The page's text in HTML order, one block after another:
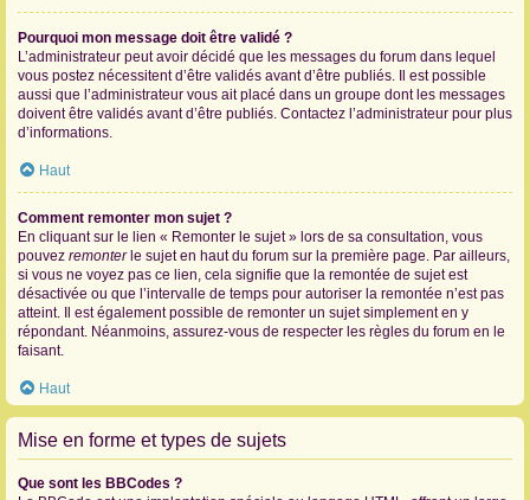
Pourquoi mon message doit être validé ?
L’administrateur peut avoir décidé que les messages du forum dans lequel
vous postez nécessitent d’être validés avant d’être publiés. Il est possible
aussi que l’administrateur vous ait placé dans un groupe dont les messages
doivent être validés avant d’être publiés. Contactez l’administrateur pour plus
d’informations.
Haut
Comment remonter mon sujet ?
En cliquant sur le lien « Remonter le sujet » lors de sa consultation, vous
pouvez remonterle sujet en haut du forum sur la première page. Par ailleurs,
si vous ne voyez pas ce lien, cela signifie que la remontée de sujet est
désactivée ou que l’intervalle de temps pour autoriser la remontée n’est pas
atteint. Il est également possible de remonter un sujet simplement en y
répondant. Néanmoins, assurez-vous de respecter les règles du forum en le
faisant.
Haut
Mise en forme et types de sujets
Que sont les BBCodes ?